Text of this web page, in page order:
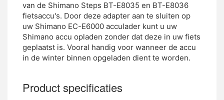
van de Shimano Steps BT-E8035 en BT-E8036
fietsaccu's. Door deze adapter aan te sluiten op
uw Shimano EC-E6000 acculader kunt u uw
Shimano accu opladen zonder dat deze in uw fiets
geplaatst is. Vooral handig voor wanneer de accu
in de winter binnen opgeladen dient te worden.
Product specificaties